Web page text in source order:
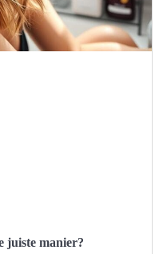
juiste manier?